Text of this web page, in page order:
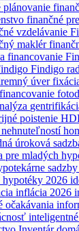
plánovanie
finančné
vzdelávanie
maklér
financovanie
Findigo
úver
poistenie
úroková
pre mladých
sadzby
hypotéky 2026
inflácia 2026
očakávania